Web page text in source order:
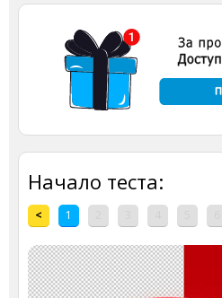
Начало теста:
< 1